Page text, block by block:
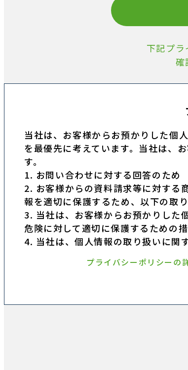
下記プラ
確
当社は、お客様からお預かりした個
を最優先に考えています。当社は、
す。
1. お問い合わせに対する回答のため
2. お客様からの資料請求等に対する
報を適切に保護するため、以下の取
3. 当社は、お客様からお預かりした
危険に対して適切に保護するための措
4. 当社は、個人情報の取り扱いに関
プライバシーポリシーの